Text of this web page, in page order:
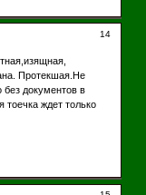
14
Протекшая.Не
без документов в
ждет только